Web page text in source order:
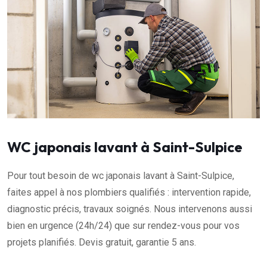
WC japonais lavant à Saint-Sulpice
Pour tout besoin de wc japonais lavant à Saint-Sulpice,
faites appel à nos plombiers qualifiés : intervention rapide,
diagnostic précis, travaux soignés. Nous intervenons aussi
bien en urgence (24h/24) que sur rendez-vous pour vos
projets planifiés. Devis gratuit, garantie 5 ans.